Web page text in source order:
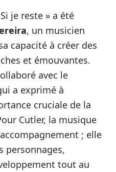
je reste » a été
, un musicien
capacité à créer des
et émouvantes.
avec le
a exprimé à
cruciale de la
Cutler, la musique
; elle
personnages,
tout au